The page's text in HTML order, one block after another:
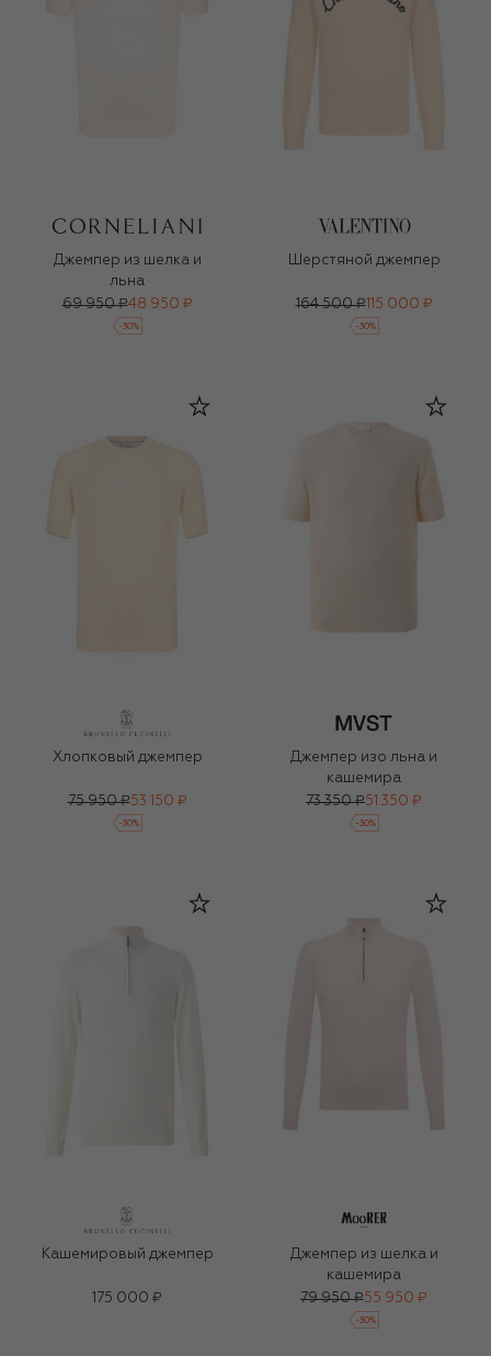
Джемпер из шелка и
льна
69 950 ₽48 950 ₽
-30%
Шерстяной джемпер
164 500 ₽115 000 ₽
-30%
Хлопковый джемпер
75 950 ₽53 150 ₽
-30%
Джемпер изо льна и
кашемира
73 350 ₽51 350 ₽
-30%
Кашемировый джемпер
175 000 ₽
Джемпер из шелка и
кашемира
79 950 ₽55 950 ₽
-30%